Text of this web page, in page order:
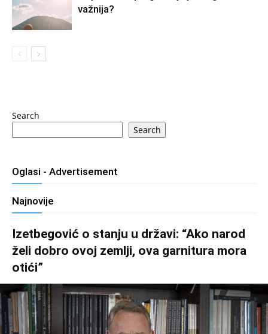
važnija?
Search
Search
Oglasi - Advertisement
Najnovije
Izetbegović o stanju u državi: “Ako narod
želi dobro ovoj zemlji, ova garnitura mora
otići”